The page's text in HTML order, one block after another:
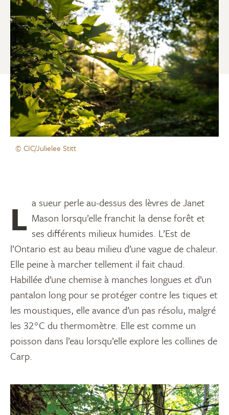
© CIC/Julielee Stitt
La sueur perle au-dessus des lèvres de Janet Mason lorsqu’elle franchit la dense forêt et
ses différents milieux humides. L’Est de
l’Ontario est au beau milieu d’une vague de chaleur.
Elle peine à marcher tellement il fait chaud.
Habillée d’une chemise à manches longues et d’un
pantalon long pour se protéger contre les tiques et
les moustiques, elle avance d’un pas résolu, malgré
les 32°C du thermomètre. Elle est comme un
poisson dans l’eau lorsqu’elle explore les collines de
Carp.